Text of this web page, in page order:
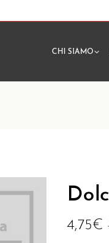
CHI SIAMO
4,75€